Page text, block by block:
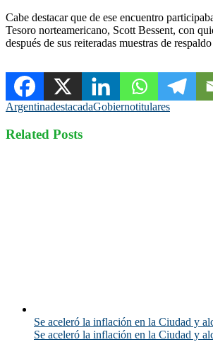
Cabe destacar que de ese encuentro
Tesoro norteamericano, Scott Bessent, con
después de sus reiteradas muestras de
ArgentinadestacadaGobiernotitulares
Related Posts
Se aceleró la inflación en la Ciudad y
Se aceleró la inflación en la Ciudad y